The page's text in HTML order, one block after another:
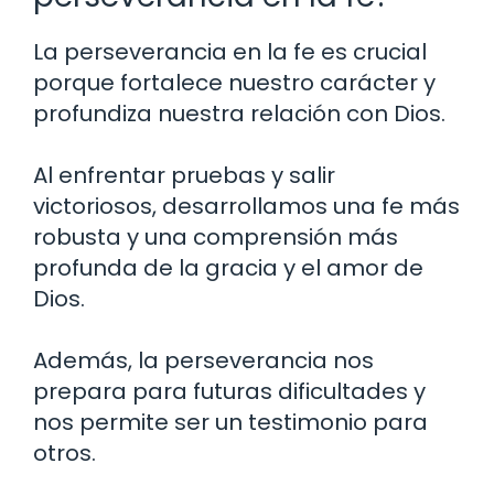
La perseverancia en la fe es crucial
porque fortalece nuestro carácter y
profundiza nuestra relación con Dios.
Al enfrentar pruebas y salir
victoriosos, desarrollamos una fe más
robusta y una comprensión más
profunda de la gracia y el amor de
Dios.
Además, la perseverancia nos
prepara para futuras dificultades y
nos permite ser un testimonio para
otros.